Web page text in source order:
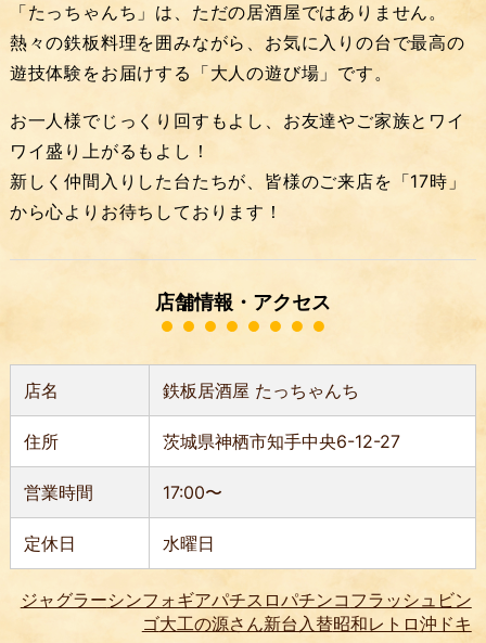
「たっちゃんち」は、ただの居酒屋ではありません。
熱々の鉄板料理を囲みながら、お気に入りの台で最高の
遊技体験をお届けする「大人の遊び場」です。
お一人様でじっくり回すもよし、お友達やご家族とワイ
ワイ盛り上がるもよし！
新しく仲間入りした台たちが、皆様のご来店を「17時」
から心よりお待ちしております！
店舗情報・アクセス
店名 鉄板居酒屋 たっちゃんち
住所 茨城県神栖市知手中央6-12-27
営業時間 17:00〜
定休日 水曜日
ジャグラーシンフォギアパチスロパチンコ フラッシュビン
ゴ大工の源さん新台入替昭和レトロ沖ドキ